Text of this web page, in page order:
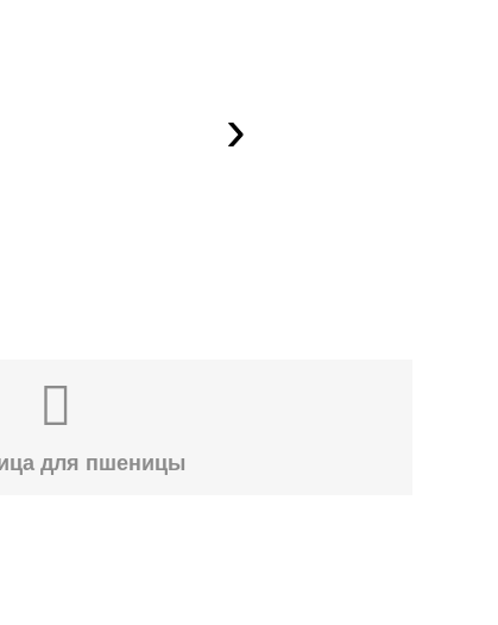
›
для пшеницы